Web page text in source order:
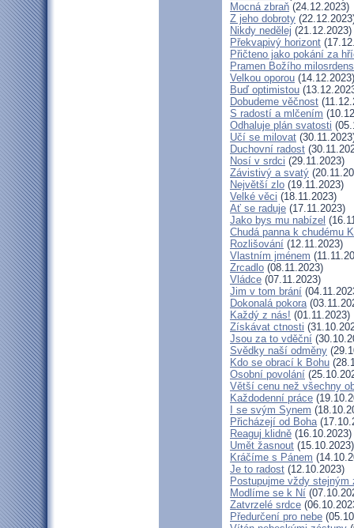
Mocná zbraň (24.12.2023)
Z jeho dobroty
Nikdy nedělej (21.12.2023)
Překvapivý horizont
Přičteno jako pokání za
Pramen Božího
Velkou oporou (14.12.2023)
Buď optimistou
Dobudeme věčnost
S radostí a mlčením
Odhaluje plán svatosti
Učí se milovat
Duchovní radost
Nosí v srdci (29.11.2023)
Závistivý a svatý
Největší zlo (19.11.2023)
Velké věci (18.11.2023)
Ať se raduje (17.11.2023)
Jako bys mu nabízel
Chudá panna k chudému
Rozlišování (12.11.2023)
Vlastním jménem
Zrcadlo (08.11.2023)
Vládce (07.11.2023)
Jim v tom brání
Dokonalá pokora
Každý z nás! (01.11.2023)
Získávat ctnosti
Jsou za to vděční
Svědky naší odměny
Kdo se obrací k Bohu
Osobní povolání
Větší cenu než všechny
Každodenní práce
I se svým Synem
Přicházejí od Boha
Reaguj klidně (16.10.2023)
Umět žasnout (15.10.2023)
Kráčíme s Pánem
Je to radost (12.10.2023)
Postupujme vždy stejným
Modlíme se k Ní
Zatvrzelé srdce
Předurčení pro nebe